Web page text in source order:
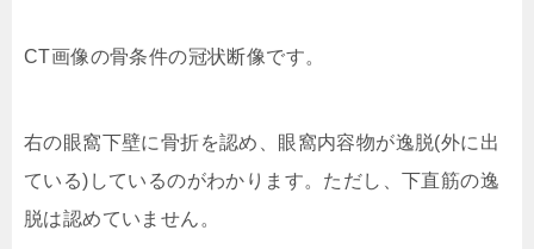
CT画像の骨条件の冠状断像です。
右の眼窩下壁に骨折を認め、眼窩内容物が逸脱(外に出
ている)しているのがわかります。ただし、下直筋の逸
脱は認めていません。